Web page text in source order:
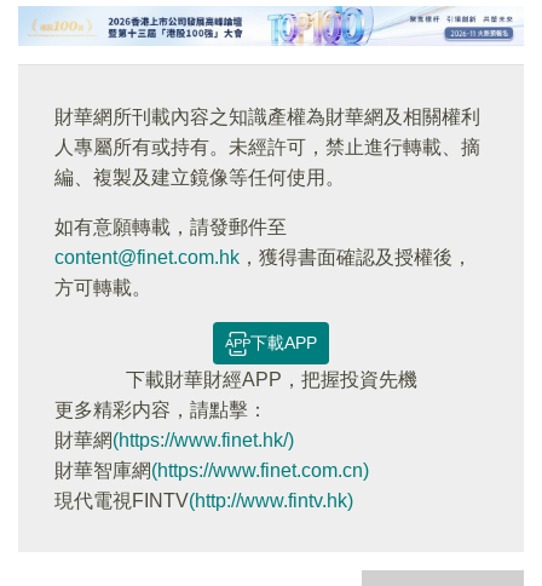
財華網所刊載內容之知識產權為財華網及相關權利
人專屬所有或持有。未經許可，禁止進行轉載、摘
編、複製及建立鏡像等任何使用。
如有意願轉載，請發郵件至
content@finet.com.hk ，獲得書面確認及授權後，
方可轉載。
下載APP
下載財華財經APP，把握投資先機
更多精彩内容，請點擊：
財華網(https://www.finet.hk/)
財華智庫網(https://www.finet.com.cn)
現代電視FINTV(http://www.fintv.hk)